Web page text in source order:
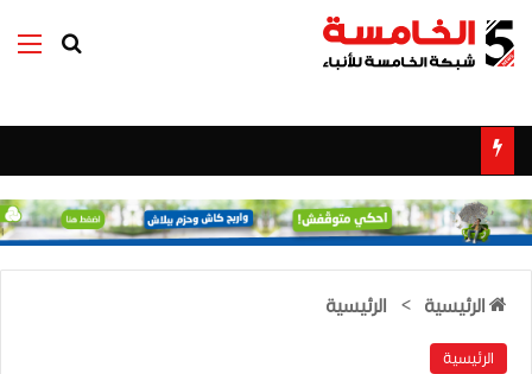
بحث عن
الرئيسية > الرئيسية
الرئيسية